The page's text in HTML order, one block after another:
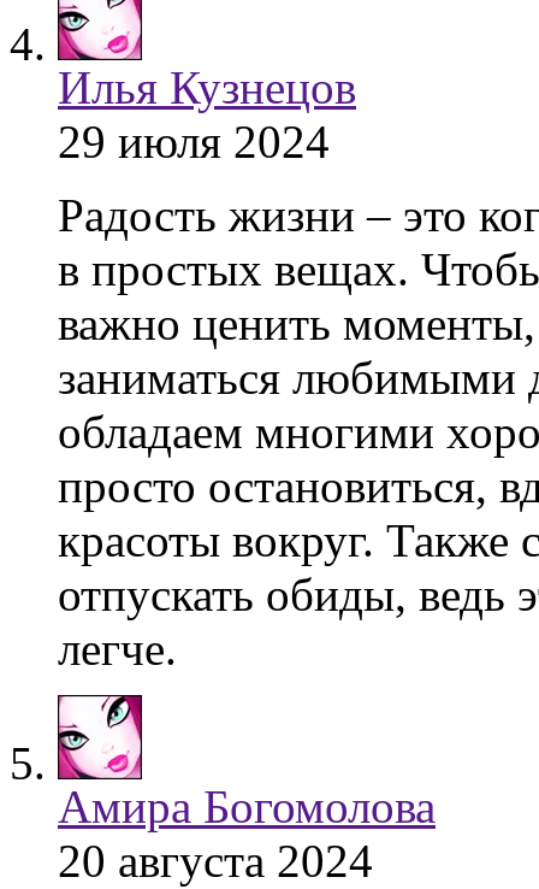
Илья Кузнецов
29 июля 2024
Радость жизни – это
в простых вещах.
важно ценить
заниматься любимыми
обладаем многими
просто остановиться,
красоты вокруг. Также
отпускать обиды, ведь
легче.
Амира Богомолова
20 августа 2024